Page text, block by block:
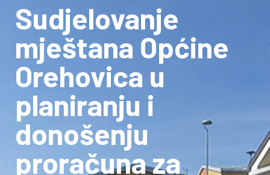
Sudjelovanje
mještana Općine
Orehovica u
planiranju i
donošenju
proračuna za